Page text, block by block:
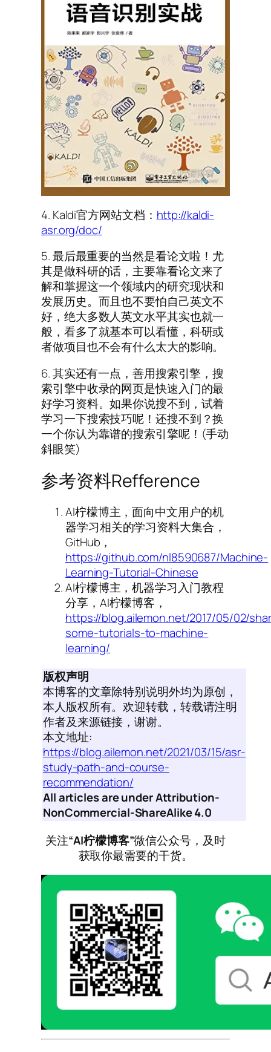
4. Kaldi官方网站文档： http://kaldi-
asr.org/doc/
5. 最后最重要的当然是看论文啦！尤
其是做科研的话，主要靠看论文来了
解和掌握这一个领域内的研究现状和
发展历史。而且也不要怕自己英文不
好，绝大多数人英文水平其实也就一
般，看多了就基本可以看懂，科研或
者做项目也不会有什么太大的影响。
6. 其实还有一点，善用搜索引擎，搜
索引擎中收录的网页是快速入门的最
好学习资料。如果你说搜不到，试着
学习一下搜索技巧呢！还搜不到？换
一个你认为靠谱的搜索引擎呢！(手动
斜眼笑)
参考资料Refference
AI柠檬博主，面向中文用户的机
器学习相关的学习资料大集合，
GitHub，
https://github.com/nl8590687/Machine-
Learning-Tutorial-Chinese
AI柠檬博主，机器学习入门教程
分享，AI柠檬博客，
https://blog.ailemon.net/2017/05/02/
some-tutorials-to-machine-
learning/
版权声明
本博客的文章除特别说明外均为原创，
本人版权所有。欢迎转载，转载请注明
作者及来源链接，谢谢。
本文地址:
https://blog.ailemon.net/2021/03/15/asr-
study-path-and-course-
recommendation/
All articles are under Attribution-
NonCommercial-ShareAlike 4.0
关注“AI柠檬博客”微信公众号，及时
获取你最需要的干货。